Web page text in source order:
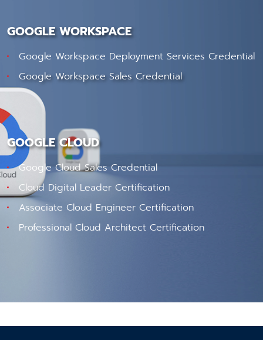
GOOGLE WORKSPACE
Google Workspace Deployment Services Credential
Google Workspace Sales Credential
GOOGLE CLOUD
Google Cloud Sales Credential
Cloud Digital Leader Certification
Associate Cloud Engineer Certification
Professional Cloud Architect Certification